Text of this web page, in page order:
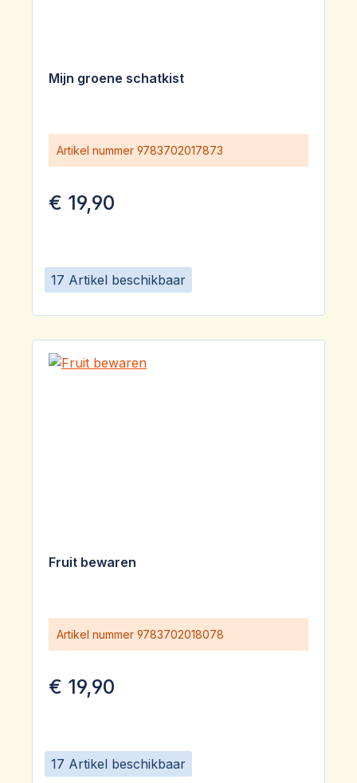
17 Artikel beschikbaar
Mijn groene schatkist
Artikel nummer 9783702017873
€ 19,90
17 Artikel beschikbaar
Fruit bewaren
Artikel nummer 9783702018078
€ 19,90